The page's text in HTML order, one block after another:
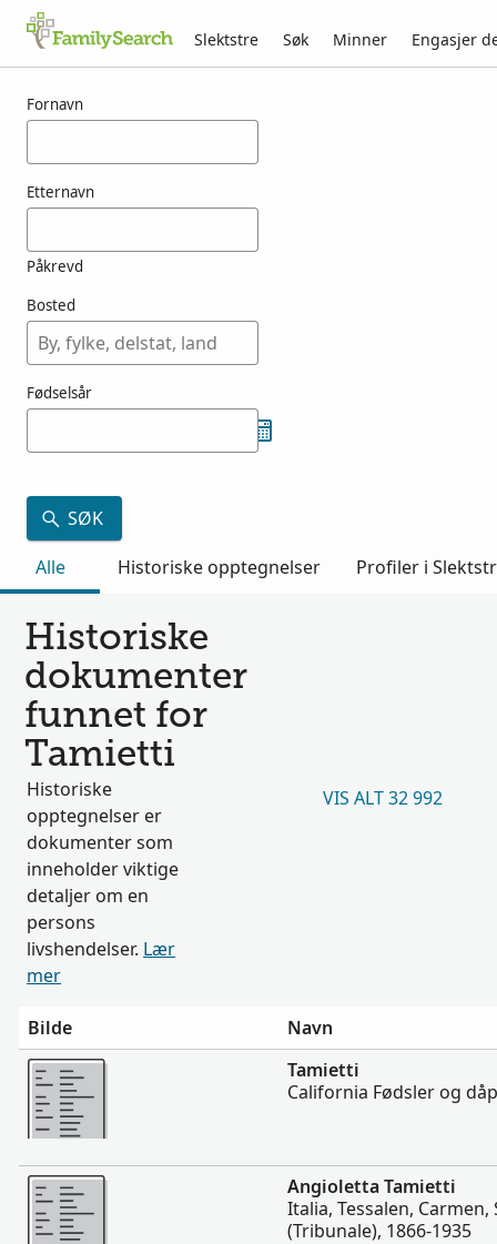
Slektstre Søk Minner Engasjer
Fornavn
Etternavn
Påkrevd
Bosted
Fødselsår
SØK
Alle
Historiske opptegnelser Profiler i
Historiske
dokumenter
funnet for
Tamietti
Historiske
opptegnelser er
dokumenter som
inneholder viktige
detaljer om en
persons
livshendelser. Lær
mer
VIS ALT 32 992
Bilde
Navn
Flere
Tamietti
California Fødsler og
Flere
Angioletta Tamietti
Italia, Tessalen,
(Tribunale), 1866-1935